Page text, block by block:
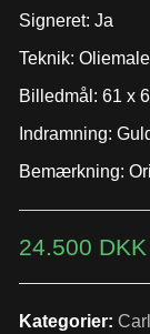
Signeret: Ja
Teknik:
Billedmål: 61 x
Indramning:
Bemærkning:
24.500 DKK
Kategorier: